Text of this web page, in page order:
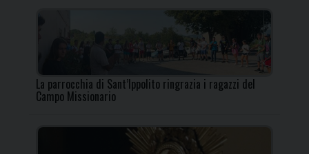
La parrocchia di Sant’Ippolito ringrazia i ragazzi del
Campo Missionario